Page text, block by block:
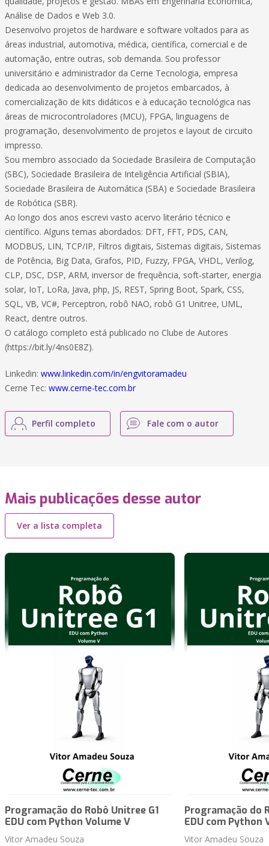
Análise de Dados e Web 3.0.
Desenvolvo projetos de hardware e software voltados para as
áreas industrial, automotiva, médica, científica, comercial e de
automação, entre outras, sob demanda. Sou professor
universitário e administrador da Cerne Tecnologia, empresa
dedicada ao desenvolvimento de projetos embarcados, à
comercialização de kits didáticos e à educação tecnológica nas
áreas de microcontroladores (MCU), FPGA, linguagens de
programação, desenvolvimento de projetos e layout de circuito
impresso.
Sou membro associado da Sociedade Brasileira de Computação
(SBC), Sociedade Brasileira de Inteligência Artificial (SBIA),
Sociedade Brasileira de Automática (SBA) e Sociedade Brasileira
de Robótica (SBR).
Ao longo dos anos escrevi vasto acervo literário técnico e
científico. Alguns temas abordados: DFT, FFT, PDS, CAN,
MODBUS, LIN, TCP/IP, Filtros digitais, Sistemas digitais, Sistemas
de Potência, Big Data, Grafos, PID, Fuzzy, FPGA, VHDL, Verilog,
CLP, DSC, DSP, ARM, inversor de frequência, soft-starter, energia
solar, IoT, LoRa, Java, php, JS, REST, Spring Boot, Spark, CSS,
SQL, VB, VC#, Perceptron, robô NAO, robô G1 Unitree, UML,
React, dentre outros.
O catálogo completo está publicado no Clube de Autores
(https://bit.ly/4ns0E8Z).
Linkedin: www.linkedin.com/in/engvitoramadeu
Cerne Tec: www.cerne-tec.com.br
Perfil completo Fale com o autor
Mais publicações desse autor
Ver a lista completa
Programação do Robô Unitree G1
EDU com Python Volume V
Vitor Amadeu Souza
Programação do
EDU com Python
Vitor Amadeu Souza